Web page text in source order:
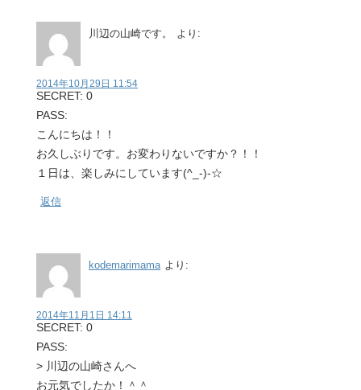
川辺の山崎です。 より:
2014年10月29日 11:54
SECRET: 0
PASS:
こんにちは！！
お久しぶりです。お変わりないですか？！！
１日は、楽しみにしています(^_-)-☆
返信
kodemarimama より:
2014年11月1日 14:11
SECRET: 0
PASS:
> 川辺の山崎さんへ
お元気でしたか！＾＾